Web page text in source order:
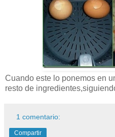
Cuando este lo ponemos en
resto de
1 comentario:
Compartir